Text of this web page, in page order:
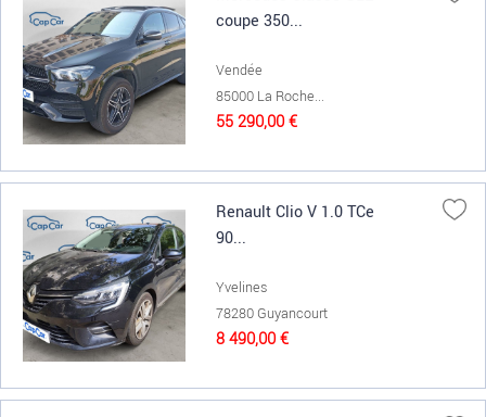
coupe 350...
Vendée
85000 La Roche...
55 290,00 €
Renault Clio V 1.0 TCe
90...
Yvelines
78280 Guyancourt
8 490,00 €